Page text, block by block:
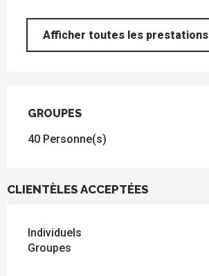
Afficher toutes les prestations
GROUPES
GROUPES
40 Personne(s)
CLIENTÈLES ACCEPTÉES
Individuels
Groupes